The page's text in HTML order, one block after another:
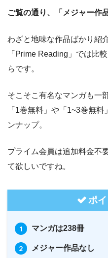
ご覧の通り、「メジャー作
わざと地味な作品ばかり紹
「Prime Reading」では比
らです。
そこそこ有名なマンガも一
「1巻無料」や「1~3巻無
ンナップ。
プライム会員は追加料金不
て欲しいですね。
ポ
マンガは238冊
メジャー作品なし